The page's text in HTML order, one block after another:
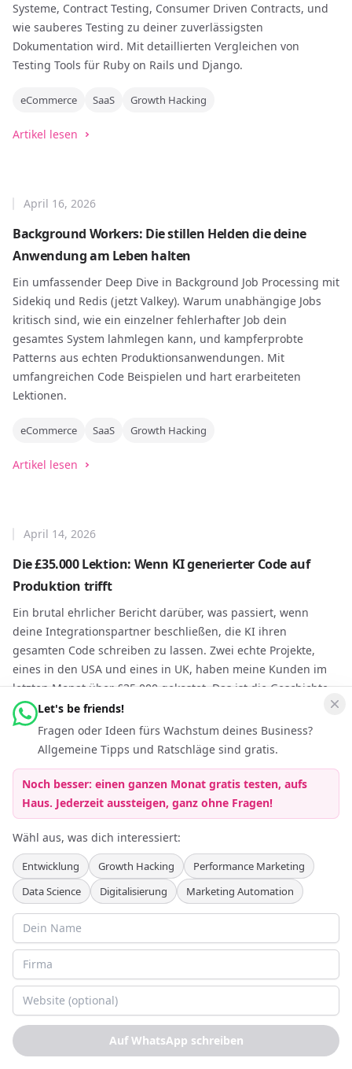
Systeme, Contract Testing, Consumer Driven Contracts, und
wie sauberes Testing zu deiner zuverlässigsten
Dokumentation wird. Mit detaillierten Vergleichen von
Testing Tools für Ruby on Rails und Django.
eCommerce SaaS Growth Hacking
Artikel lesen
Background Workers: Die stillen Helden die deine
Anwendung am Leben halten
April 16, 2026
Ein umfassender Deep Dive in Background Job Processing mit
Sidekiq und Redis (jetzt Valkey). Warum unabhängige Jobs
kritisch sind, wie ein einzelner fehlerhafter Job dein
gesamtes System lahmlegen kann, und kampferprobte
Patterns aus echten Produktionsanwendungen. Mit
umfangreichen Code Beispielen und hart erarbeiteten
Lektionen.
eCommerce SaaS Growth Hacking
Artikel lesen
Die £35.000 Lektion: Wenn KI generierter Code auf
Produktion trifft
April 14, 2026
Ein brutal ehrlicher Bericht darüber, was passiert, wenn
deine Integrationspartner beschließen, die KI ihren
gesamten Code schreiben zu lassen. Zwei echte Projekte,
eines in den USA und eines in UK, haben meine Kunden im
letzten Monat über £35.000 gekostet. Das ist die Geschichte,
warum ich ai-code-detector gebaut habe und warum die
Branche aufwachen muss.
eCommerce SaaS
Artikel lesen
Warum Rapid Development Frameworks PHP
langfristig zerstören
April 9, 2026
Ein brutal ehrlicher Deep Dive warum Ruby on Rails und
Django PHP und andere Legacy Frameworks über Zeit absolut
demolieren. Inklusive Security, Skalierbarkeit und vor allem
das Testing Ökosystem das bugfreie Releases tatsächlich
möglich macht. Mit TDD, BDD, Minitest, RSpec und Cucumber
anhand echter Beispiele.
Let's be friends!
Fragen oder Ideen fürs Wachstum deines Business?
Allgemeine Tipps und Ratschläge sind gratis.
Noch besser: einen ganzen Monat gratis testen, aufs
Haus. Jederzeit aussteigen, ganz ohne Fragen!
Wähl aus, was dich interessiert:
Entwicklung Growth Hacking
Performance Marketing
Data Science
Digitalisierung Marketing Automation
Auf WhatsApp schreiben